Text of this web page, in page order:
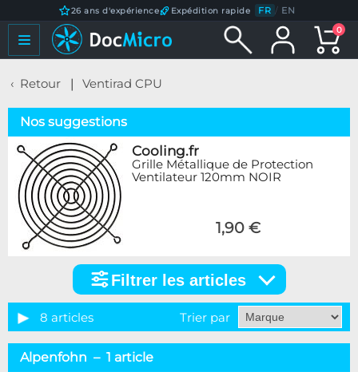
26 ans d'expérience Expédition rapide FR / EN
0
Retour Ventirad CPU
Nos suggestions
Cooling.fr
Grille Métallique de Protection
Ventilateur 120mm NOIR
1,90 €
articles
Marque
Alpenfohn
Filtrer les articles
8 articles Trier par
Alpenfohn – 1 article